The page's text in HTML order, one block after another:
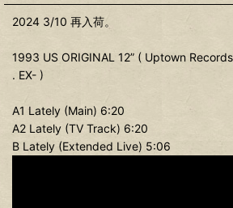
2024 3/10 再入荷。
1993 US ORIGINAL 12” ( Uptown
. EX- )
A1 Lately (Main) 6:20
A2 Lately (TV Track) 6:20
B Lately (Extended Live) 5:06